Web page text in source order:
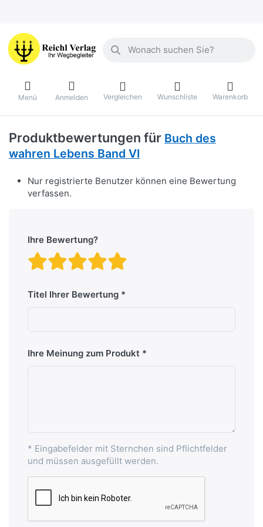
Geben Sie einen Suchbegriff ein.
Menü Anmelden Vergleichen Wunschliste Warenkorb
Produktbewertungen für Buch des
wahren Lebens Band VI
Nur registrierte Benutzer können eine Bewertung
verfassen.
Ihre Bewertung?
Bewertung: 4 von
Bewertung: 3 von 5
Bewertung: 2 von 5
Bewertung: 1 von 5
Titel Ihrer Bewertung
Ihre Meinung zum Produkt
* Eingabefelder mit Sternchen sind Pflichtfelder
und müssen ausgefüllt werden.